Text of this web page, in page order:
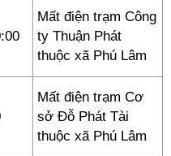
Mất điện trạm Công
ty Thuận Phát
thuộc xã Phú Lâm
Mất điện trạm Cơ
sở Đỗ Phát Tài
thuộc xã Phú Lâm